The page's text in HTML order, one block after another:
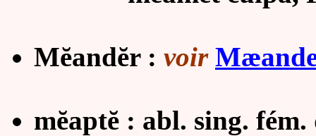
Mĕandĕr : voir
mĕaptĕ : abl. sing.